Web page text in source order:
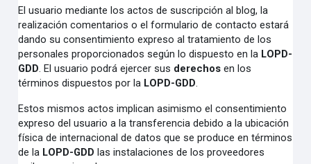
El usuario mediante los actos de suscripción al blog, la
realización comentarios o el formulario de contacto estará
dando su consentimiento expreso al tratamiento de los
personales proporcionados según lo dispuesto en la LOPD-
GDD. El usuario podrá ejercer sus derechos en los
términos dispuestos por la LOPD-GDD.
Estos mismos actos implican asimismo el consentimiento
expreso del usuario a la transferencia debido a la ubicación
física de internacional de datos que se produce en términos
de la LOPD-GDD las instalaciones de los proveedores